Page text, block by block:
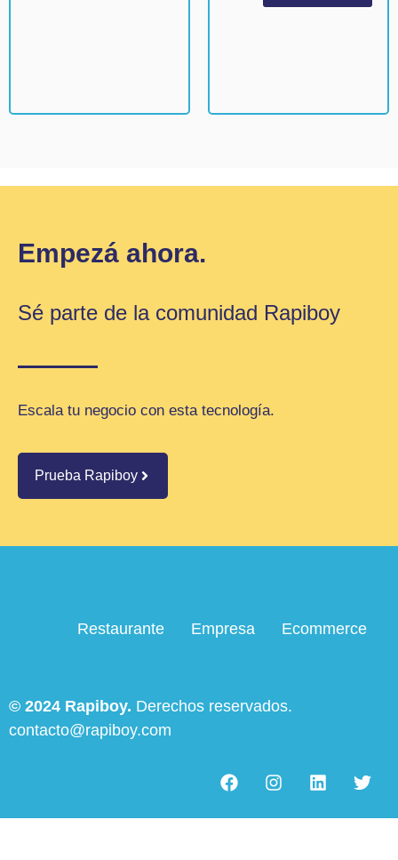
Empezá ahora.
Sé parte de la comunidad Rapiboy
Escala tu negocio con esta tecnología.
Prueba Rapiboy
Restaurante Empresa Ecommerce
© 2024 Rapiboy. Derechos reservados.
contacto@rapiboy.com